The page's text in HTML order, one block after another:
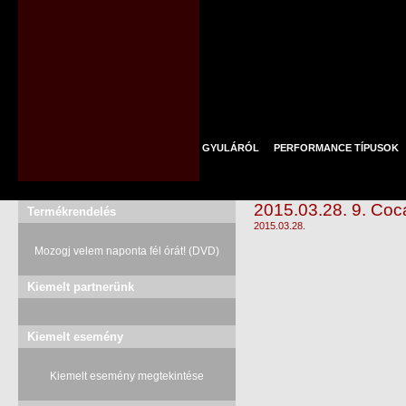
GYULÁRÓL PERFORMANCE TÍPUSOK
Termékrendelés
Mozogj velem naponta fél órát! (DVD)
Kiemelt partnerünk
Kiemelt esemény
Kiemelt esemény megtekintése
2015.03.28. 9.
2015.03.28.